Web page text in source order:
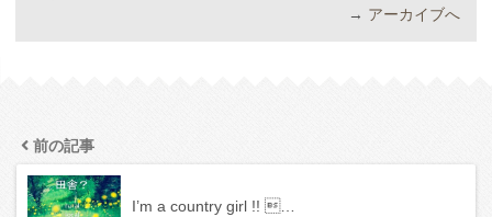
→ アーカイブへ
前の記事
I’m a country girl !! …